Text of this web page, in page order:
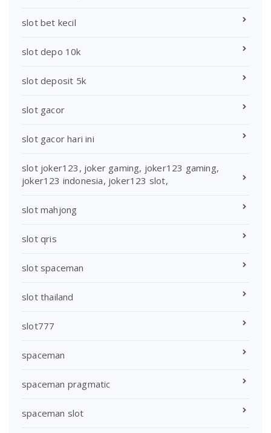
slot bet kecil
slot depo 10k
slot deposit 5k
slot gacor
slot gacor hari ini
slot joker123, joker gaming, joker123 gaming,
joker123 indonesia, joker123 slot,
slot mahjong
slot qris
slot spaceman
slot thailand
slot777
spaceman
spaceman pragmatic
spaceman slot